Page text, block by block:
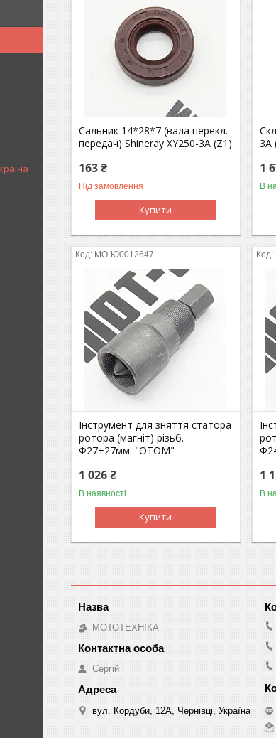
Сальник 14*28*7 (вала перекл.
передач) Shineray XY250-3A (Z1)
163 ₴
Під замовлення
Купити
3A
1
В
MO-Ю0012647
Інструмент для зняття статора
ротора (магніт) різьб.
Ф27+27мм. "OTOM"
1 026 ₴
В наявності
Купити
1
В
МОТОТЕХНІКА
Сергій
вул. Кордуби, 12А, Чернівці, Україна